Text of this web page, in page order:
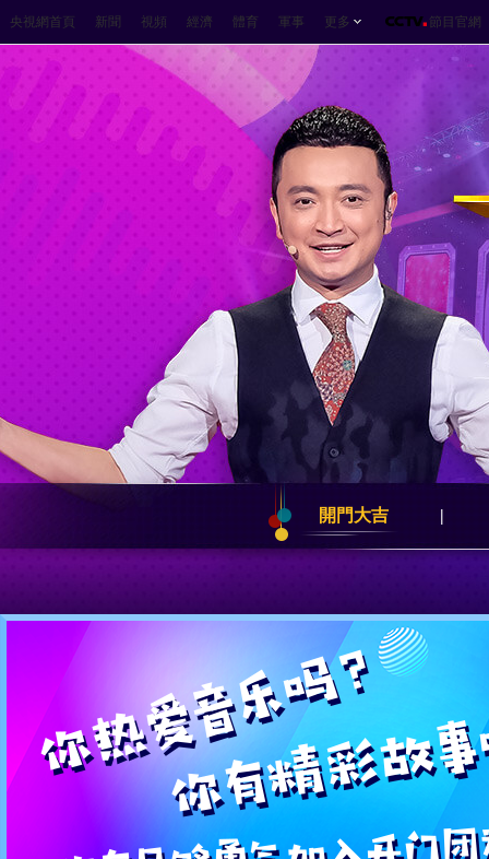
央視網首頁 新聞 視頻 經濟 體育 軍事 更多 節目官網
開門大吉 |